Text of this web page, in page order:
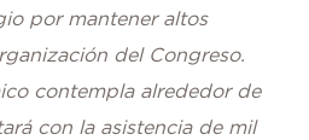
por mantener altos
del Congreso.
contempla alrededor de
con la asistencia de mil